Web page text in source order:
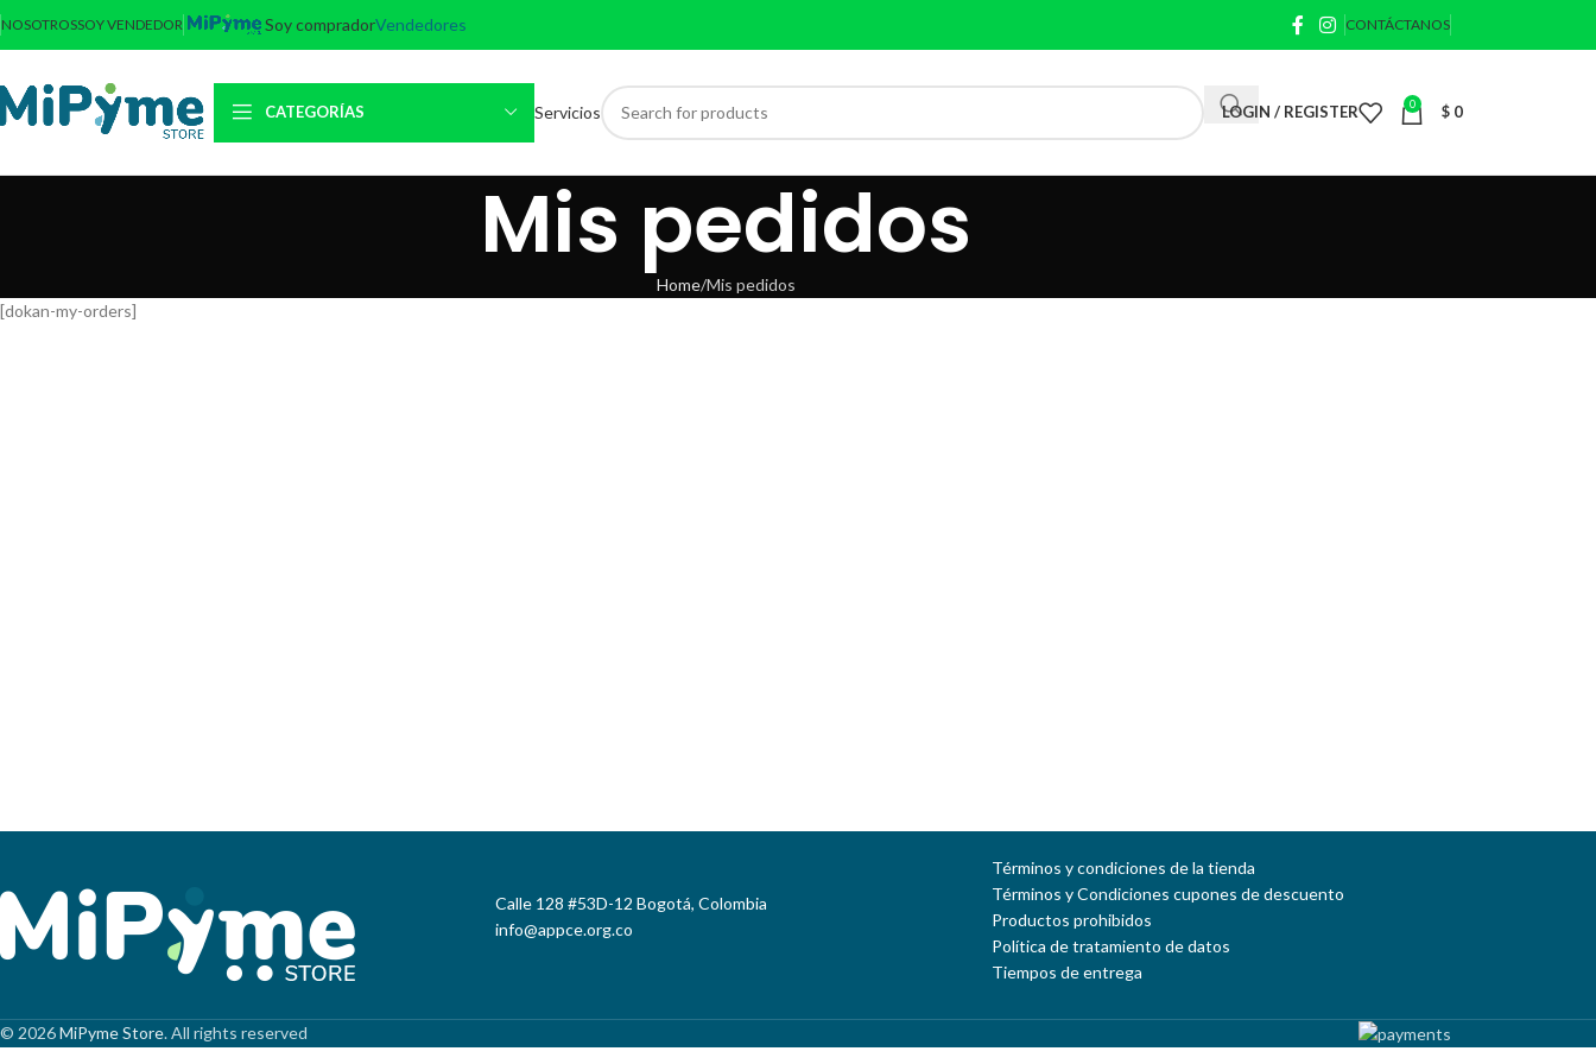
NOSOTROSSOY VENDEDOR Soy compradorVendedores CONTÁCTANOS
CATEGORÍAS Servicios LOGIN / REGISTER 0 $ 0
Mis pedidos
Home Mis pedidos
[dokan-my-orders]
Calle 128 #53D-12 Bogotá, Colombia
info@appce.org.co
Términos y condiciones de la tienda
Términos y Condiciones cupones de descuento
Productos prohibidos
Política de tratamiento de datos
Tiempos de entrega
© 2026MiPyme Store. All rights reserved